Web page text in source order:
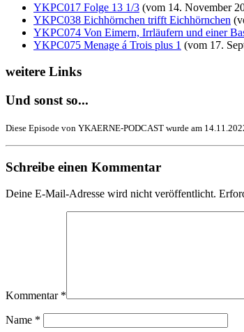
YKPC017 Folge 13 1/3 (vom 14. November
YKPC038 Eichhörnchen trifft Eichhörnchen
YKPC074 Von Eimern, Irrläufern und einer
YKPC075 Menage á Trois plus 1 (vom 17.
weitere Links
Und sonst so...
Diese Episode von YKAERNE-PODCAST wurde am
Schreibe einen Kommentar
Deine E-Mail-Adresse wird nicht veröffentlicht.
Kommentar *
Name *